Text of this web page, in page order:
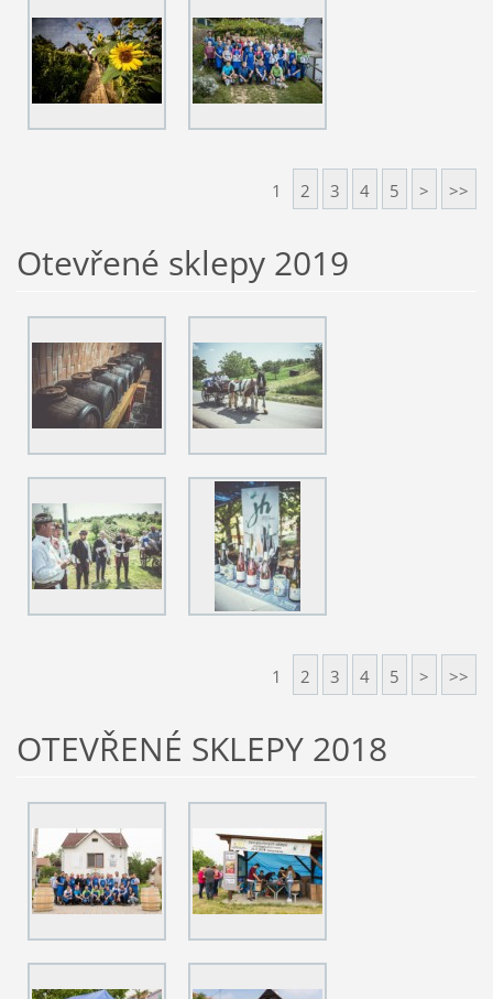
1 2 3 4 5 > >>
Otevřené sklepy 2019
1 2 3 4 5 > >>
OTEVŘENÉ SKLEPY 2018